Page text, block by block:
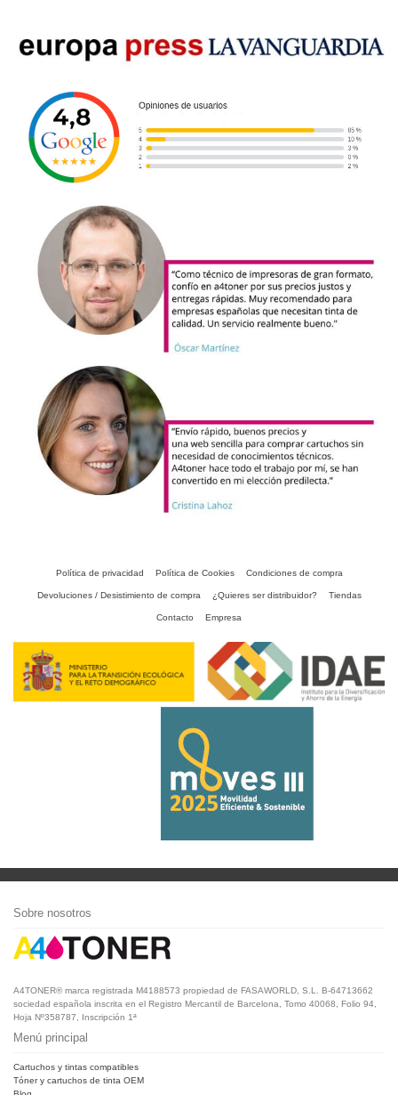
Política de privacidad Política de Cookies Condiciones de compra
Devoluciones / Desistimiento de compra ¿Quieres ser distribuidor? Tiendas
Contacto Empresa
Sobre nosotros
A4TONER® marca registrada M4188573 propiedad de FASAWORLD, S.L. B-64713662
sociedad española inscrita en el Registro Mercantil de Barcelona, Tomo 40068, Folio 94,
Hoja Nº358787, Inscripción 1ª
Menú principal
Cartuchos y tintas compatibles
Tóner y cartuchos de tinta OEM